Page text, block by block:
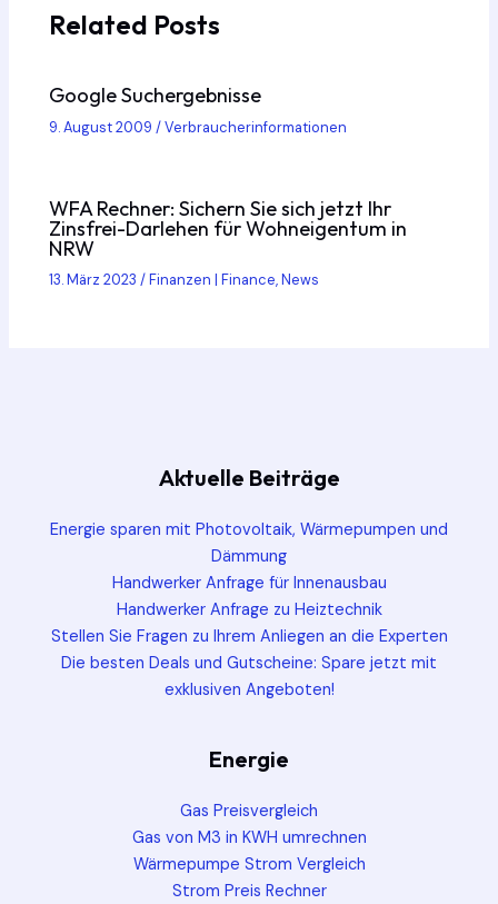
Related Posts
Google Suchergebnisse
9. August 2009/Verbraucherinformationen
WFA Rechner: Sichern Sie sich jetzt Ihr
Zinsfrei-Darlehen für Wohneigentum in
NRW
13. März 2023/Finanzen | Finance,News
Aktuelle Beiträge
Energie sparen mit Photovoltaik, Wärmepumpen und
Dämmung
Handwerker Anfrage für Innenausbau
Handwerker Anfrage zu Heiztechnik
Stellen Sie Fragen zu Ihrem Anliegen an die Experten
Die besten Deals und Gutscheine: Spare jetzt mit
exklusiven Angeboten!
Energie
Gas Preisvergleich
Gas von M3 in KWH umrechnen
Wärmepumpe Strom Vergleich
Strom Preis Rechner